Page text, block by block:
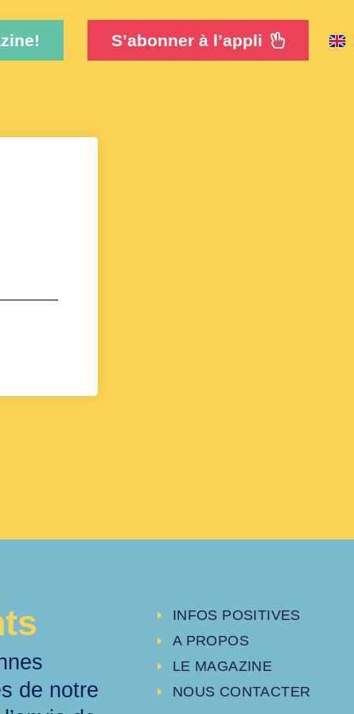
S’abonner à l’appli
de notre
INFOS POSITIVES
A PROPOS
LE MAGAZINE
NOUS CONTACTER